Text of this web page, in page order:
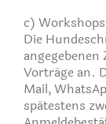
c)
Die
Vorträge an.
Mail,
spätestens